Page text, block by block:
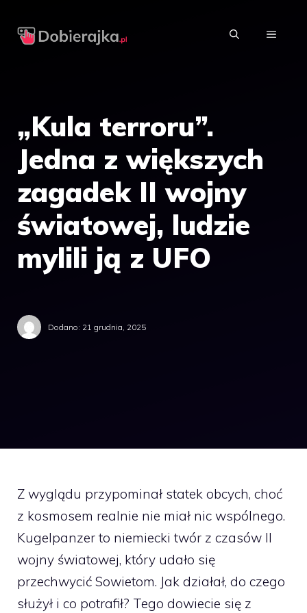
MENU
„Kula terroru”.
Jedna z większych
zagadek II wojny
światowej, ludzie
mylili ją z UFO
Dodano: 21 grudnia, 2025
Z wyglądu przypominał statek obcych, choć
z kosmosem realnie nie miał nic wspólnego.
Kugelpanzer to niemiecki twór z czasów II
wojny światowej, który udało się
przechwycić Sowietom. Jak działał, do czego
służył i co potrafił? Tego dowiecie się z